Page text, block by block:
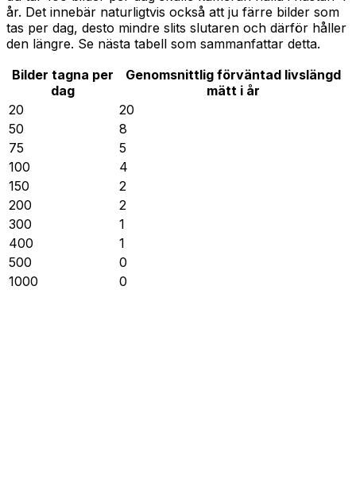
år. Det innebär naturligtvis också att ju färre bilder som
tas per dag, desto mindre slits slutaren och därför håller
den längre. Se nästa tabell som sammanfattar detta.
Bilder tagna per
dag
Genomsnittlig förväntad livslängd
mätt i år
20
20
50
8
75
5
100
4
150
2
200
2
300
1
400
1
500
0
1000
0